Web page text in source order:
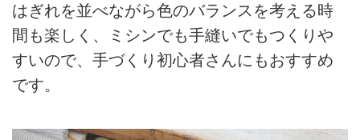
はぎれを並べながら色のバランスを考える時
間も楽しく、ミシンでも手縫いでもつくりや
すいので、手づくり初心者さんにもおすすめ
です。